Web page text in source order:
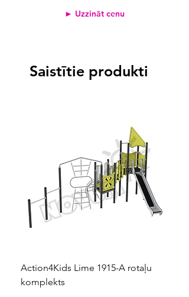
► Uzzināt cenu
Saistītie produkti
Action4Kids Lime 1915-A rotaļu
komplekts